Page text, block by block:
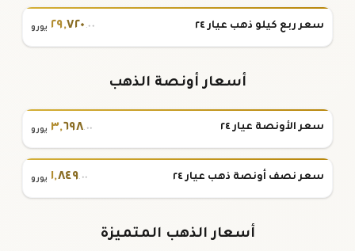
سعر ربع كيلو ذهب عيار ٢٤ ٢٩,٧٢٠ .٠٠ يورو
أسعار أونصة الذهب
سعر الأونصة عيار ٢٤ ٣,٦٩٨.٠٠ يورو
سعر نصف أونصة ذهب عيار ٢٤ ١,٨٤٩.٠٠ يورو
أسعار الذهب المتميزة